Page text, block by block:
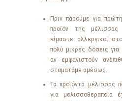
Πριν πάρουμε για
προϊόν της
είμαστε αλλεργικοί
πολύ μικρές δόσεις για
αν εμφανιστούν
σταματάμε αμέσως.
Τα προϊόντα μέλισσας
για μελισσοθεραπεία